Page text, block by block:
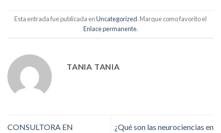
Esta entrada fue publicada enUncategorized. Marque como favorito el
Enlace permanente.
TANIA TANIA
CONSULTORA EN
¿Qué son las neurociencias en